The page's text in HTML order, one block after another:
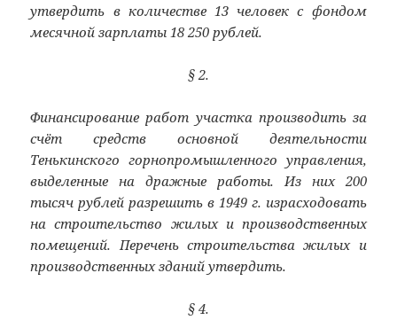
утвердить в количестве 13 человек с фондом
месячной зарплаты 18 250 рублей.
§ 2.
Финансирование работ участка производить за
счёт средств основной деятельности
Тенькинского горнопромышленного управления,
выделенные на дражные работы. Из них 200
тысяч рублей разрешить в 1949 г. израсходовать
на строительство жилых и производственных
помещений. Перечень строительства жилых и
производственных зданий утвердить.
§ 4.